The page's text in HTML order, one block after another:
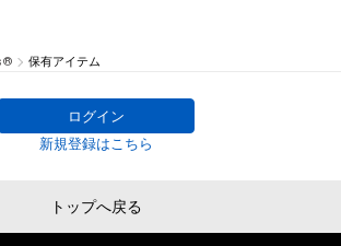
保有アイテム
ログイン
新規登録はこちら
トップへ戻る